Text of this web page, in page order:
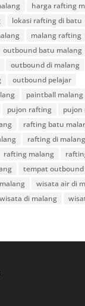
harga rafting
lokasi rafting di batu
malang rafting
outbound batu malang
outbound di malang
outbound pelajar
paintball malang
pujon rafting
pujon
rafting batu
rafting di malang
rafting malang
tempat outbound
wisata air di
wisata di malang